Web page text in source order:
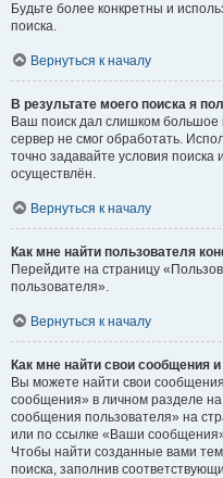
Будьте более конкретны и
поиска.
Вернуться к началу
В результате моего поиска я
Ваш поиск дал слишком большое
сервер не смог обработать.
точно задавайте условия
осуществлён.
Вернуться к началу
Как мне найти пользователя
Перейдите на страницу
пользователя».
Вернуться к началу
Как мне найти свои сообщения
Вы можете найти свои
сообщения» в личном разделе
сообщения пользователя» на
или по ссылке «Ваши
Чтобы найти созданные вами
поиска, заполнив